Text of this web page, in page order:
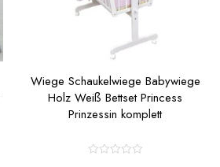
Wiege Schaukelwiege Babywiege
Holz Weiß Bettset Princess
Prinzessin komplett